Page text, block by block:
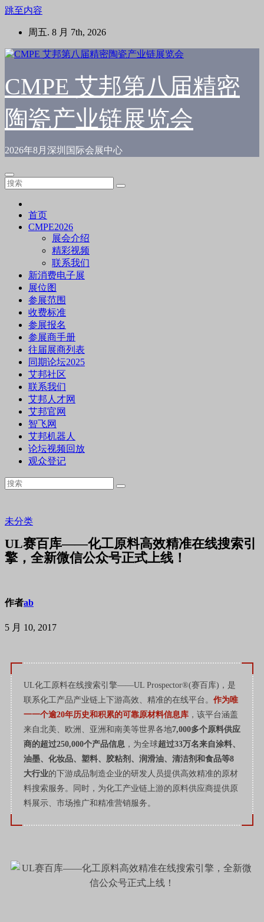
跳至内容
周五. 8 月 7th, 2026
CMPE 艾邦第八届精密
陶瓷产业链展览会
2026年8月深圳国际会展中心
首页
CMPE2026
展会介绍
精彩视频
联系我们
新消费电子展
展位图
参展范围
收费标准
参展报名
参展商手册
往届展商列表
同期论坛2025
艾邦社区
联系我们
艾邦人才网
艾邦官网
智飞网
艾邦机器人
论坛视频回放
观众登记
未分类
UL赛百库——化工原料高效精准在线搜索引
擎，全新微信公众号正式上线！
作者ab
5 月 10, 2017
UL化工原料在线搜索引擎——UL Prospector®(赛百库)，是
联系化工产品产业链上下游高效、精准的在线平台。 作为唯
一一个逾20年历史和积累的可靠原材料信息库 ，该平台涵盖
来自北美、欧洲、亚洲和南美等世界各地7,000多个原料供应
商的超过250,000个产品信息 ，为全球超过33万名来自涂料、
油墨、化妆品、塑料、胶粘剂、润滑油、清洁剂和食品等8
大行业的下游成品制造企业的研发人员提供高效精准的原材
料搜索服务。同时，为化工产业链上游的原料供应商提供原
料展示、市场推广和精准营销服务。